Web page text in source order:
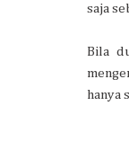
saja
Bila
hanya